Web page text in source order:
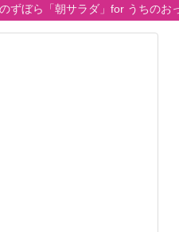
ずぼら「朝サラダ」for うちのお